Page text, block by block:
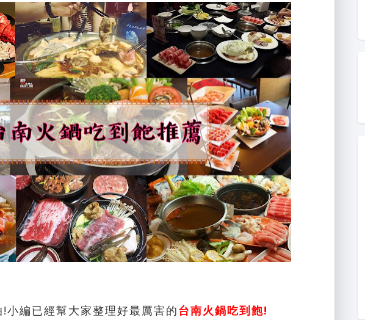
小編已經幫大家整理好最厲害的台南火鍋吃到飽!
台南油漆 台南油漆行 台南油漆工程